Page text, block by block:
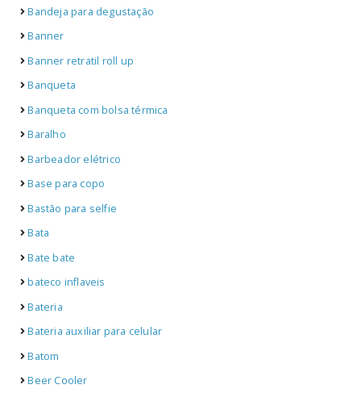
Bandeja para degustação
Banner
Banner retratil roll up
Banqueta
Banqueta com bolsa térmica
Baralho
Barbeador elétrico
Base para copo
Bastão para selfie
Bata
Bate bate
bateco inflaveis
Bateria
Bateria auxiliar para celular
Batom
Beer Cooler